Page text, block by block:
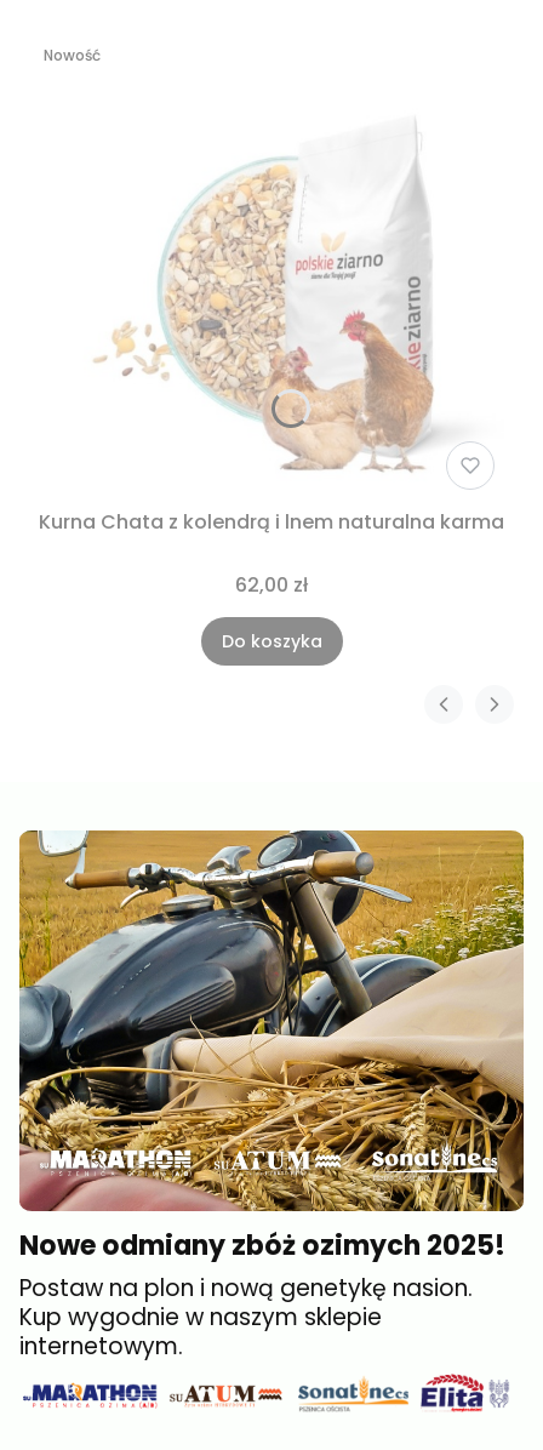
Nowość
Kurna Chata z kolendrą i lnem naturalna karma
62,00 zł
Do koszyka
Nowe odmiany zbóż ozimych 2025!
Postaw na plon i nową genetykę nasion.
Kup wygodnie w naszym sklepie
internetowym.